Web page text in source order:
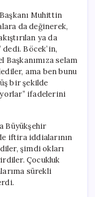
Muhittin
da değinerek,
ya da
Böcek’in,
selam
ama ben bunu
bir şekilde
ifadelerini
Büyükşehir
iftira iddialarının
şimdi okları
Çocukluk
sürekli